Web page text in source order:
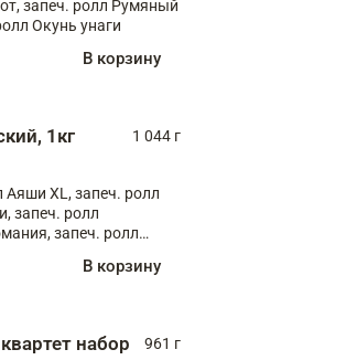
запеч. ролл Румяный
Окунь унаги
В корзину
1кг
1 044 г
Аяши XL, запеч. ролл
запеч. ролл
запеч. ролл
В корзину
набор
961 г